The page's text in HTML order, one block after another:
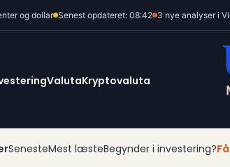
og dollar Senest opdateret: 08:42 3 nye analyser i
ValutaKryptovaluta
SenesteMest læsteBegynder i investering?